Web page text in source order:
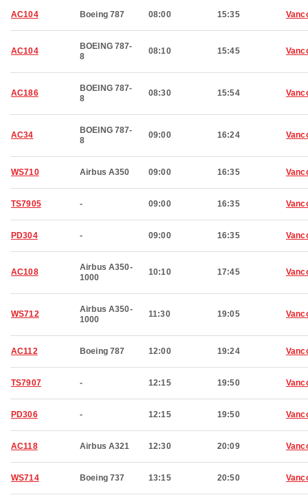
AC104 Boeing 787 08:00 15:35
AC104
BOEING 787-
8
08:10 15:45
AC186
BOEING 787-
8
08:30 15:54
AC34
BOEING 787-
8
09:00 16:24
WS710 Airbus A350 09:00 16:35
TS7905 - 09:00 16:35
PD304 - 09:00 16:35
AC108
Airbus A350-
1000
10:10 17:45
WS712
Airbus A350-
1000
11:30 19:05
AC112 Boeing 787 12:00 19:24
TS7907 - 12:15 19:50
PD306 - 12:15 19:50
AC118 Airbus A321 12:30 20:09
WS714 Boeing 737 13:15 20:50